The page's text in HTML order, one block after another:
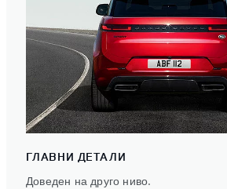
ГЛАВНИ ДЕТАЛИ
Доведен на друго ниво.